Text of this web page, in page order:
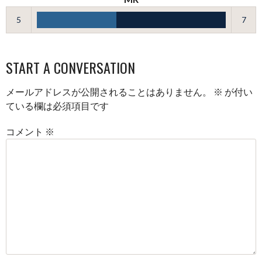
5 7
START A CONVERSATION
メールアドレスが公開されることはありません。 ※ が付い
ている欄は必須項目です
コメント ※